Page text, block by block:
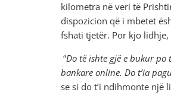
kilometra në veri të
dispozicion që i mbetet
fshati tjetër. Por kjo
“Do të ishte gjë e bukur po
bankare online. Do t’ia
se si do t’i ndihmonte një